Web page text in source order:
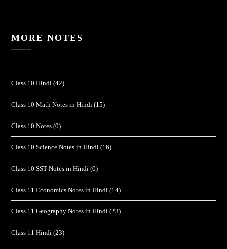
MORE NOTES
Class 10 Hindi (42)
Class 10 Math Notes in Hindi (15)
Class 10 Notes (0)
Class 10 Science Notes in Hindi (16)
Class 10 SST Notes in Hindi (0)
Class 11 Economics Notes in Hindi (14)
Class 11 Geography Notes in Hindi (23)
Class 11 Hindi (23)